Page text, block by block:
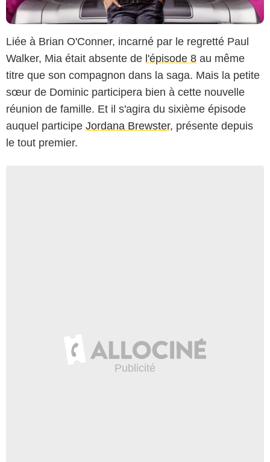
Liée à Brian O'Conner, incarné par le regretté Paul
Walker, Mia était absente de l'épisode 8 au même
titre que son compagnon dans la saga. Mais la petite
sœur de Dominic participera bien à cette nouvelle
réunion de famille. Et il s'agira du sixième épisode
auquel participe Jordana Brewster, présente depuis
le tout premier.